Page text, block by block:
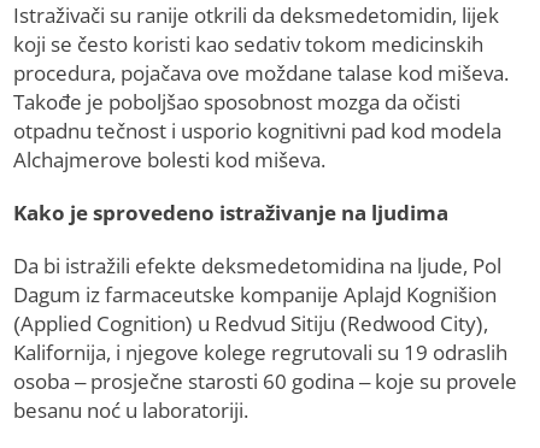
Istraživači su ranije otkrili da deksmedetomidin, lijek
koji se često koristi kao sedativ tokom medicinskih
procedura, pojačava ove moždane talase kod miševa.
Takođe je poboljšao sposobnost mozga da očisti
otpadnu tečnost i usporio kognitivni pad kod modela
Alchajmerove bolesti kod miševa.
Kako je sprovedeno istraživanje na ljudima
Da bi istražili efekte deksmedetomidina na ljude, Pol
Dagum iz farmaceutske kompanije Aplajd Kognišion
(Applied Cognition) u Redvud Sitiju (Redwood City),
Kalifornija, i njegove kolege regrutovali su 19 odraslih
osoba – prosječne starosti 60 godina – koje su provele
besanu noć u laboratoriji.